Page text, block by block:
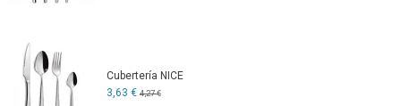
Cubertería NICE
3,63 € 4,27 €